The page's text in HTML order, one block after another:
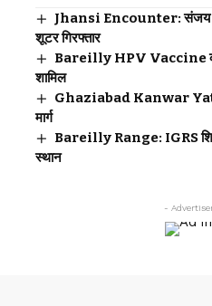
Jhansi Encounter: संजय
शूटर गिरफ्तार
Bareilly HPV Vaccine का
शामिल
Ghaziabad Kanwar
मार्ग
Bareilly Range: IGRS
स्थान
-